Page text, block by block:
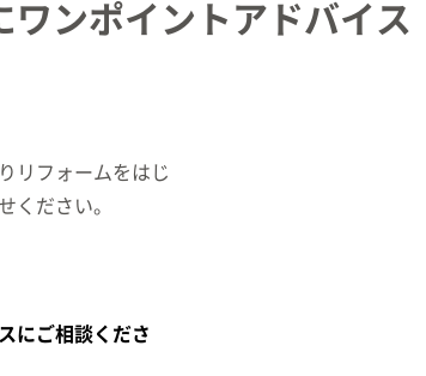
ンポイントアドバイス
リフォームをはじ
ください。
にご相談くださ